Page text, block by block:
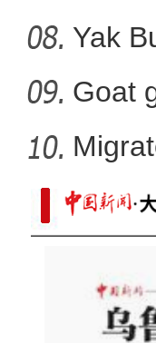
Yak
Goat